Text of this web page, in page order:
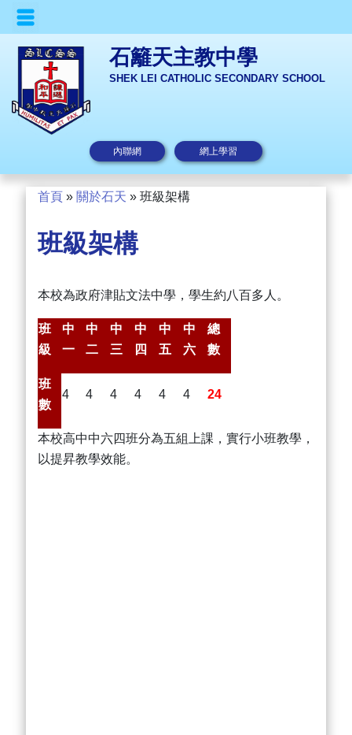
石籬天主教中學
SHEK LEI CATHOLIC SECONDARY SCHOOL
內聯網 網上學習
首頁 » 關於石天 » 班級架構
班級架構
本校為政府津貼文法中學，學生約八百多人。
班
級
中
一
中
二
中
三
中
四
中
五
中
六
總
數
班
數
4 4 4 4 4 4 24
本校高中中六四班分為五組上課，實行小班教學，
以提昇教學效能。